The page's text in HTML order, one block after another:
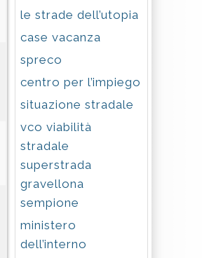
le strade dell’utopia
case vacanza
spreco
centro per l’impiego
situazione stradale
vco viabilità
stradale
superstrada
gravellona
sempione
ministero
dell’interno